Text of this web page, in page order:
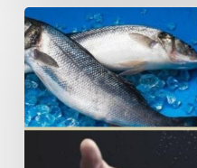
Komentár
k
textom
na
18.
nedeľu